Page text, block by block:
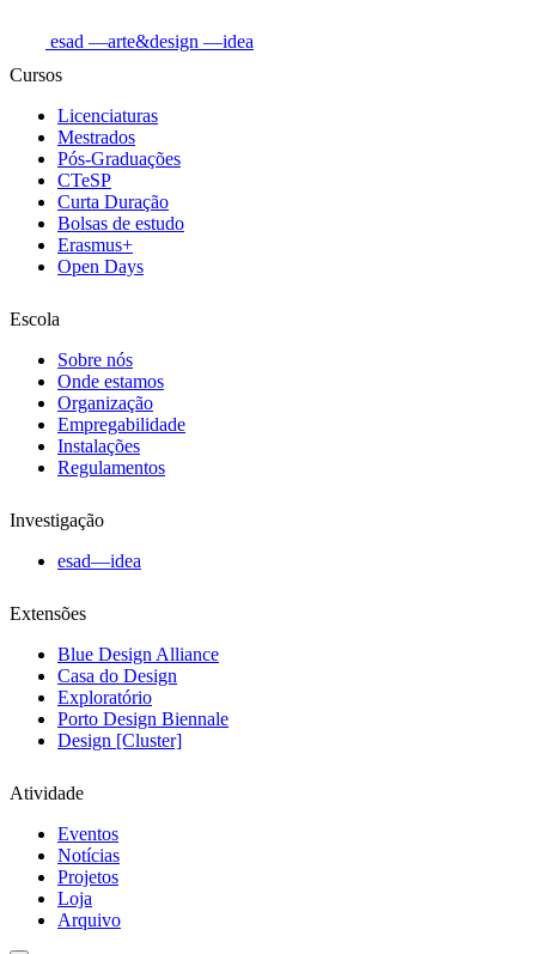
esad —arte&design —idea
Cursos
Licenciaturas
Mestrados
Pós-Graduações
CTeSP
Curta Duração
Bolsas de estudo
Erasmus+
Open Days
Escola
Sobre nós
Onde estamos
Organização
Empregabilidade
Instalações
Regulamentos
Investigação
esad—idea
Extensões
Blue Design Alliance
Casa do Design
Exploratório
Porto Design Biennale
Design [Cluster]
Atividade
Eventos
Notícias
Projetos
Loja
Arquivo